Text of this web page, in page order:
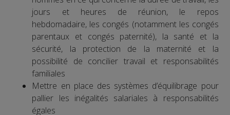
jours et heures de réunion, le repos
hebdomadaire, les congés (notamment les congés
parentaux et congés paternité), la santé et la
sécurité, la protection de la maternité et la
possibilité de concilier travail et responsabilités
familiales
Mettre en place des systèmes d’équilibrage pour
pallier les inégalités salariales à responsabilités
égales